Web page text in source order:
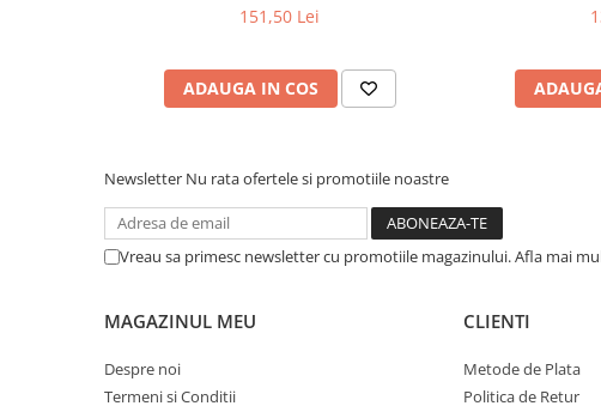
151,50 Lei
ADAUGA IN COS
Newsletter Nu rata ofertele si promotiile noastre
Vreau sa primesc newsletter cu promotiile magazinului. Afla mai
MAGAZINUL MEU
Despre noi
Termeni si Conditii
CLIENTI
Metode de Plata
Politica de Retur